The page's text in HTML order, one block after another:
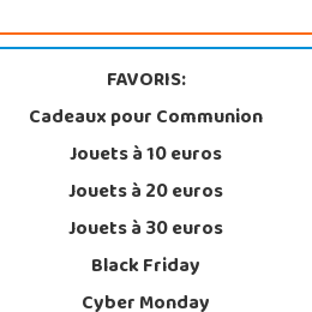
FAVORIS:
Cadeaux pour Communion
Jouets à 10 euros
Jouets à 20 euros
Jouets à 30 euros
Black Friday